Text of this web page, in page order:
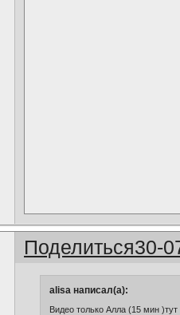
Поделиться30-
alisa написал(а):
Видео только Алла (15 мин )тут